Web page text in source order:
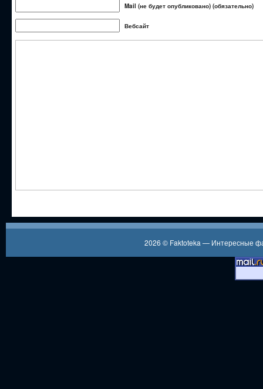
Mail (не будет опубликовано) (обязательно)
Вебсайт
2026 © Faktoteka — Интересные